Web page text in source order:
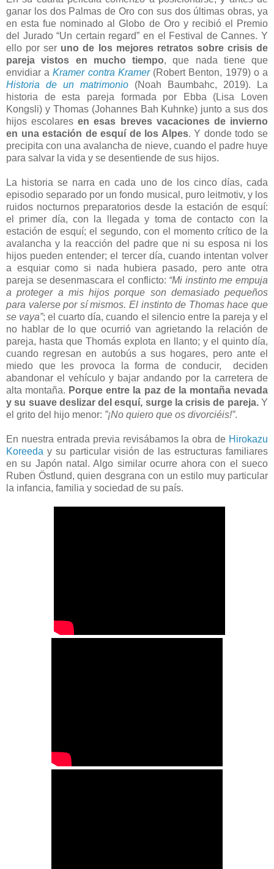
ganar los dos Palmas de Oro con sus dos últimas obras, ya
en esta fue nominado al Globo de Oro y recibió el Premio
del Jurado “Un certain regard” en el Festival de Cannes. Y
ello por ser uno de los mejores retratos sobre crisis de
pareja vistos en mucho tiempo, que nada tiene que
envidiar aKramer contra Kramer(Robert Benton, 1979) o a
Historia de un matrimonio (Noah Baumbahc, 2019). La
historia de esta pareja formada por Ebba (Lisa Loven
Kongsli) y Thomas (Johannes Bah Kuhnke) junto a sus dos
hijos escolaresen esas breves vacaciones de invierno
en una estación de esquí de los Alpes. Y donde todo se
precipita con una avalancha de nieve, cuando el padre huye
para salvar la vida y se desentiende de sus hijos.
La historia se narra en cada uno de los cinco días, cada
episodio separado por un fondo musical, puro leitmotiv, y los
ruidos nocturnos preparatorios desde la estación de esquí:
el primer día, con la llegada y toma de contacto con la
estación de esquí; el segundo, con el momento crítico de la
avalancha y la reacción del padre que ni su esposa ni los
hijos pueden entender; el tercer día, cuando intentan volver
a esquiar como si nada hubiera pasado, pero ante otra
pareja se desenmascara el conflicto: “Mi instinto me empuja
a proteger a mis hijos porque son demasiado pequeños
para valerse por sí mismos. El instinto de Thomas hace que
se vaya”; el cuarto día, cuando el silencio entre la pareja y el
no hablar de lo que ocurrió van agrietando la relación de
pareja, hasta que Thomás explota en llanto; y el quinto día,
cuando regresan en autobús a sus hogares, pero ante el
miedo que les provoca la forma de conducir, deciden
abandonar el vehículo y bajar andando por la carretera de
alta montaña. Porque entre la paz de la montaña nevada
y su suave deslizar del esquí, surge la crisis de pareja.Y
el grito del hijo menor: ”¡No quiero que os divorciéis!”.
En nuestra entrada previa revisábamos la obra de Hirokazu
Koreeda y su particular visión de las estructuras familiares
en su Japón natal. Algo similar ocurre ahora con el sueco
Ruben Östlund, quien desgrana con un estilo muy particular
la infancia, familia y sociedad de su país.